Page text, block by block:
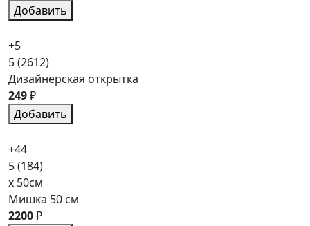
Добавить
+5
5(2612)
Дизайнерская открытка
249₽
Добавить
+44
5(184)
x 50см
Мишка 50 см
2200₽